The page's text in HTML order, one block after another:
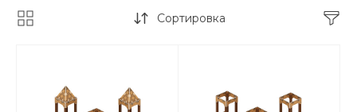
Сортировка